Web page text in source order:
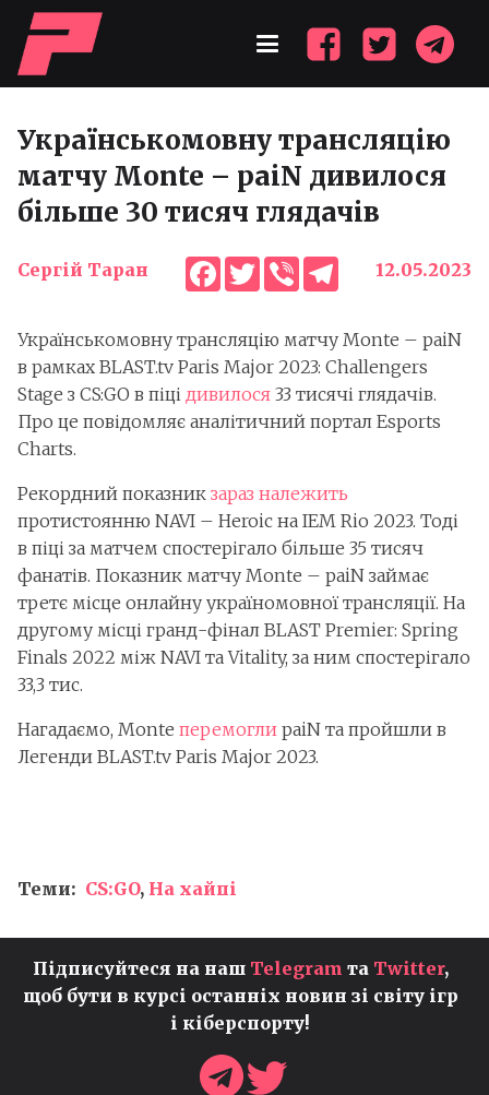
Українськомовну трансляцію
матчу Monte – paiN дивилося
більше 30 тисяч глядачів
Сергій Таран Facebook
TwitterViber Telegram
12.05.2023
Українськомовну трансляцію матчу Monte – paiN
в рамках BLAST.tv Paris Major 2023: Challengers
Stage з CS:GO в піці дивилося 33 тисячі глядачів.
Про це повідомляє аналітичний портал Esports
Charts.
Рекордний показник зараз належить
протистоянню NAVI – Heroic на IEM Rio 2023. Тоді
в піці за матчем спостерігало більше 35 тисяч
фанатів. Показник матчу Monte – paiN займає
третє місце онлайну україномовної трансляції. На
другому місці гранд-фінал BLAST Premier: Spring
Finals 2022 між NAVI та Vitality, за ним спостерігало
33,3 тис.
Нагадаємо, Monte перемогли paiN та пройшли в
Легенди BLAST.tv Paris Major 2023.
Теми: CS:GO, На хайпі
Підписуйтеся на наш Telegram та Twitter,
щоб бути в курсі останніх новин зі світу ігр
і кіберспорту!